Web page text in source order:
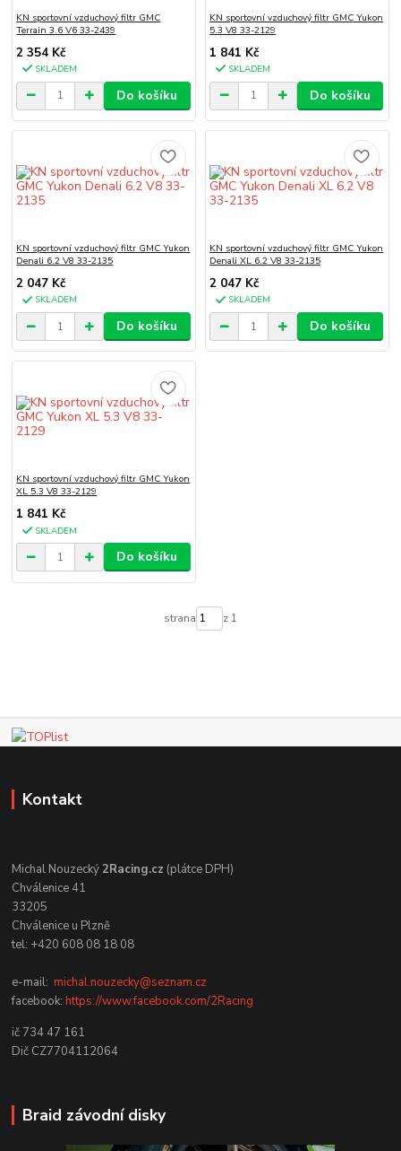
KN sportovní vzduchový filtr GMC
Terrain 3.6 V6 33-2439
2 354 Kč
SKLADEM
Do košíku
KN sportovní vzduchový filtr GMC Yukon
5.3 V8 33-2129
1 841 Kč
SKLADEM
Do košíku
KN sportovní vzduchový filtr GMC Yukon
Denali 6.2 V8 33-2135
2 047 Kč
SKLADEM
Do košíku
KN sportovní vzduchový filtr GMC Yukon
Denali XL 6.2 V8 33-2135
2 047 Kč
SKLADEM
Do košíku
KN sportovní vzduchový filtr GMC Yukon
XL 5.3 V8 33-2129
1 841 Kč
SKLADEM
Do košíku
strana z 1
Kontakt
Michal Nouzecký2Racing.cz (plátce DPH)
Chválenice 41
33205
Chválenice u Plzně
tel: +420 608 08 18 08
e-mail:michal.nouzecky@seznam.cz
facebook:https://www.facebook.com/2Racing
ič 734 47 161
Dič CZ7704112064
Braid závodní disky